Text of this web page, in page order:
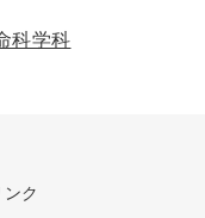
科学科
ンク